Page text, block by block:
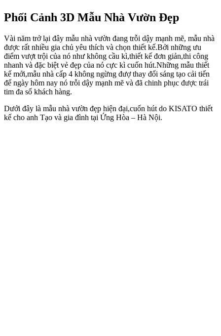
Phối Cảnh 3D Mẫu Nhà Vườn Đẹp
Vài năm trở lại đây mẫu nhà vườn đang trỗi dậy mạnh mẽ, mẫu nhà
được rất nhiều gia chủ yêu thích và chọn thiết kế.Bởi những ưu
điểm vượt trội của nó như không cầu kì,thiết kế đơn giản,thi công
nhanh và đặc biệt vẻ đẹp của nó cực kì cuốn hút.Những mẫu thiết
kế mới,mẫu nhà cấp 4 không ngừng đượ thay đổi sáng tạo cải tiến
để ngày hôm nay nó trỗi dậy mạnh mẽ và đã chinh phục được trái
tim đa số khách hàng.
Dưới đây là mẫu nhà vườn đẹp hiện đại,cuốn hút do KISATO thiết
kế cho anh Tạo và gia đình tại Ứng Hòa – Hà Nội.